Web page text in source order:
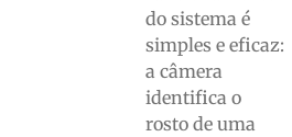
do sistema é
simples e eficaz:
a câmera
identifica o
rosto de uma